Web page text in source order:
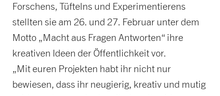
Forschens, Tüftelns und Experimentierens
stellten sie am 26. und 27. Februar unter dem
Motto „Macht aus Fragen Antworten“ ihre
kreativen Ideen der Öffentlichkeit vor.
„Mit euren Projekten habt ihr nicht nur
bewiesen, dass ihr neugierig, kreativ und mutig